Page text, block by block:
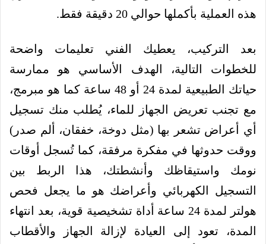
هذه العملية بأكملها حوالي 20 دقيقة فقط.
بعد التركيب، يعطيك الفني تعليمات واضحة
للخطوات التالية، الهدف الأساسي هو ممارسة
حياتك الطبيعية لمدة 24 أو 48 ساعة كما هو مبرمج،
مع تجنب تعريض الجهاز للماء، يُطلب منك تسجيل
أي أعراض تشعر بها (مثل دوخة، خفقان، ألم صدر)
ووقت حدوثها في مفكرة مرفقة، كما تُسجل أوقات
نومك واستيقاظك وأنشطتك، هذا الربط بين
التسجيل الكهربائي وأعراضك هو ما يجعل فحص
هولتر لمدة 24 ساعة أداة تشخيصية قوية، بعد انتهاء
المدة، تعود إلى العيادة لإزالة الجهاز والأقطاب